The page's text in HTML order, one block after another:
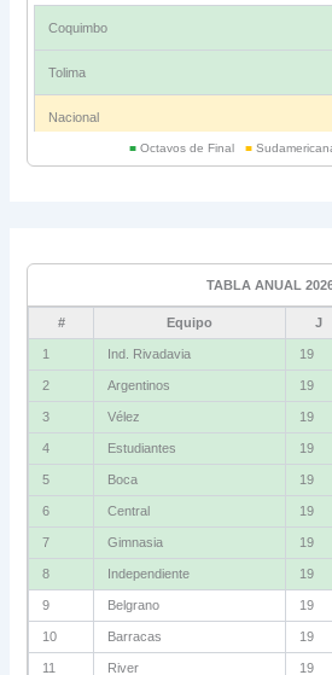
Coquimbo
Tolima
Nacional
Bolívar
La Guaira
Grupo D
U. Católica
Cruzeiro
Boca Jrs.
Barcelona SC
Grupo E
■Octavos de Final ■
TABLA ANUAL
# Equipo J
1 Ind. Rivadavia 19
2 Argentinos 19
3 Vélez 19
4 Estudiantes 19
5 Boca 19
6 Central 19
7 Gimnasia 19
8 Independiente 19
9 Belgrano 19
10 Barracas 19
11 River 19